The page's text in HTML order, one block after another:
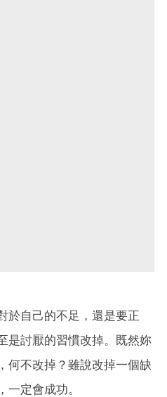
於自己的不足，還是要正
是討厭的習慣改掉。既然妳
何不改掉？雖說改掉一個缺
定會成功。